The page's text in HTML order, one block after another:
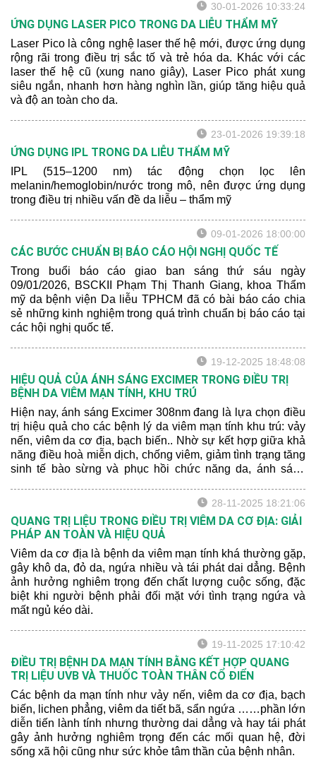
30-01-2026 10:33:24
ỨNG DỤNG LASER PICO TRONG DA LIỄU THẨM MỸ
Laser Pico là công nghệ laser thế hệ mới, được ứng dụng
rộng rãi trong điều trị sắc tố và trẻ hóa da. Khác với các
laser thế hệ cũ (xung nano giây), Laser Pico phát xung
siêu ngắn, nhanh hơn hàng nghìn lần, giúp tăng hiệu quả
và độ an toàn cho da.
23-01-2026 19:39:18
ỨNG DỤNG IPL TRONG DA LIỄU THẨM MỸ
IPL (515–1200 nm) tác động chọn lọc lên
melanin/hemoglobin/nước trong mô, nên được ứng dụng
trong điều trị nhiều vấn đề da liễu – thẩm mỹ
09-01-2026 18:00:00
CÁC BƯỚC CHUẨN BỊ BÁO CÁO HỘI NGHỊ QUỐC TẾ
Trong buổi báo cáo giao ban sáng thứ sáu ngày
09/01/2026, BSCKII Phạm Thị Thanh Giang, khoa Thẩm
mỹ da bệnh viện Da liễu TPHCM đã có bài báo cáo chia
sẻ những kinh nghiệm trong quá trình chuẩn bị báo cáo tại
các hội nghị quốc tế.
19-12-2025 18:48:08
HIỆU QUẢ CỦA ÁNH SÁNG EXCIMER TRONG ĐIỀU TRỊ
BỆNH DA VIÊM MẠN TÍNH, KHU TRÚ
Hiện nay, ánh sáng Excimer 308nm đang là lựa chọn điều
trị hiệu quả cho các bệnh lý da viêm mạn tính khu trú: vảy
nến, viêm da cơ địa, bạch biến.. Nhờ sự kết hợp giữa khả
năng điều hoà miễn dịch, chống viêm, giảm tình trạng tăng
sinh tế bào sừng và phục hồi chức năng da, ánh sáng
thiện sang thương da và rút ngắn thời gian điều trị cho
28-11-2025 18:21:06
QUANG TRỊ LIỆU TRONG ĐIỀU TRỊ VIÊM DA CƠ ĐỊA: GIẢI
PHÁP AN TOÀN VÀ HIỆU QUẢ
Viêm da cơ địa là bệnh da viêm mạn tính khá thường gặp,
gây khô da, đỏ da, ngứa nhiều và tái phát dai dẳng. Bệnh
ảnh hưởng nghiêm trọng đến chất lượng cuộc sống, đặc
biệt khi người bệnh phải đối mặt với tình trạng ngứa và
mất ngủ kéo dài.
19-11-2025 17:10:42
ĐIỀU TRỊ BỆNH DA MẠN TÍNH BẰNG KẾT HỢP QUANG
TRỊ LIỆU UVB VÀ THUỐC TOÀN THÂN CỔ ĐIỂN
Các bệnh da mạn tính như vảy nến, viêm da cơ địa, bạch
biến, lichen phẳng, viêm da tiết bã, sẩn ngứa ……phần lớn
diễn tiến lành tính nhưng thường dai dẳng và hay tái phát
gây ảnh hưởng nghiêm trọng đến các mối quan hệ, đời
sống xã hội cũng như sức khỏe tâm thần của bệnh nhân.